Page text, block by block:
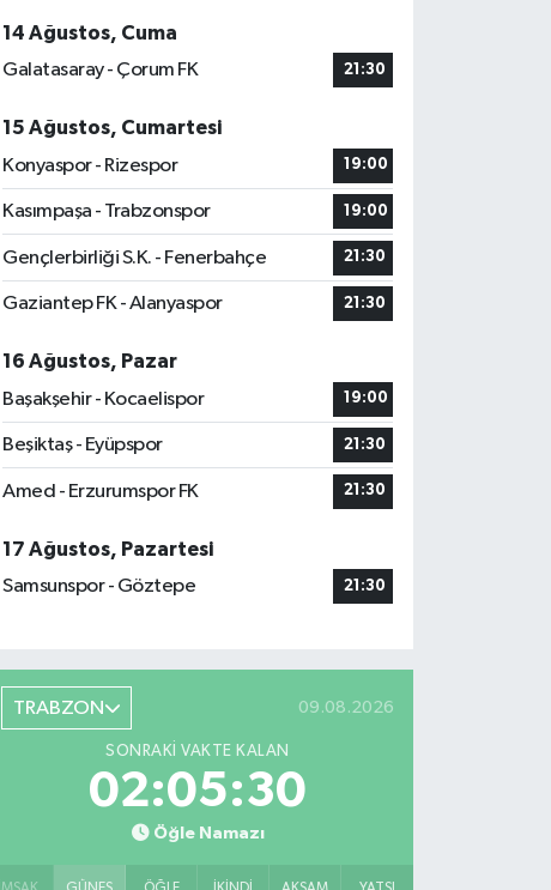
14 Ağustos, Cuma
Galatasaray - Çorum FK
21:30
15 Ağustos, Cumartesi
Konyaspor - Rizespor
19:00
Kasımpaşa - Trabzonspor 19:00
Gençlerbirliği S.K. - Fenerbahçe 21:30
Gaziantep FK - Alanyaspor 21:30
16 Ağustos, Pazar
Başakşehir - Kocaelispor
19:00
Beşiktaş - Eyüpspor 21:30
Amed - Erzurumspor FK 21:30
17 Ağustos, Pazartesi
Samsunspor - Göztepe
21:30
TRABZON 09.08.2026
SONRAKI VAKTE KALAN
02:05:29
Öğle Namazı